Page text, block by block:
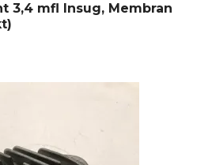
3,4 mfl Insug, Membran